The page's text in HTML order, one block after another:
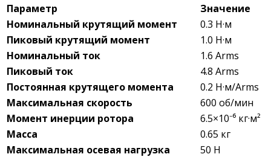
Параметр
Значение
Номинальный крутящий момент
0.3 Н·м
Пиковый крутящий момент
1.0 Н·м
Номинальный ток
1.6 Arms
Пиковый ток
4.8 Arms
Постоянная крутящего момента
0.2 Н·м/Arms
Максимальная скорость
600 об/мин
Момент инерции ротора
6.5×10⁻⁶ кг·м²
Масса
0.65 кг
Максимальная осевая нагрузка
50 Н